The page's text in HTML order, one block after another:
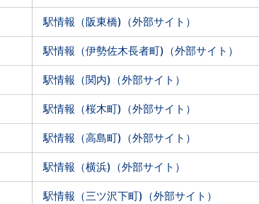
駅情報（阪東橋)（外部サイト）
駅情報（伊勢佐木長者町)（外部サイト）
駅情報（関内)（外部サイト）
駅情報（桜木町)（外部サイト）
駅情報（高島町)（外部サイト）
駅情報（横浜)（外部サイト）
駅情報（三ツ沢下町)（外部サイト）